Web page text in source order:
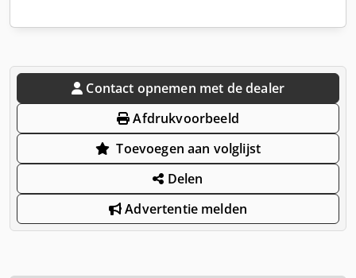
Contact opnemen met de dealer
Afdrukvoorbeeld
Toevoegen aan volglijst
Delen
Advertentie melden